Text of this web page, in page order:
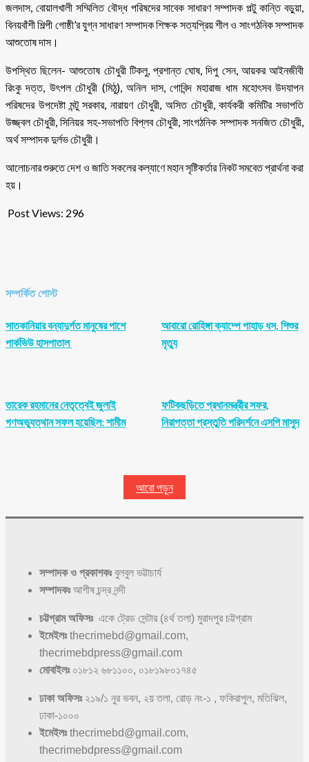
জলদাস, বোয়ালখালী সম্মিলিত বৌদ্ধ পরিষদের সাবেক সাধারণ সম্পাদক পল্টু কান্তি বড়ুয়া,
বিনয়বাঁশী শিল্পী গোষ্ঠী’র যুগ্ন সাধারণ সম্পাদক শিক্ষক সত্যপ্রিয় শীল ও সাংগঠনিক সম্পাদক
আশুতোষ দাস।
উপস্থিত ছিলেন- আশুতোষ চৌধুরী টিকলু, প্রশান্ত ঘোষ, দিপু সেন, আয়কর আইনজীবী
রিংকু দত্ত, উৎপল চৌধুরী (মিঠু), অনিল দাস, গোবিন্দ মহারাজ ধাম মহোৎসব উদযাপন
পরিষদের উপদেষ্টা মন্টু সরকার, নারায়ণ চৌধুরী, অসিত চৌধুরী, কার্যকরী কমিটির সভাপতি
উজ্জ্বল চৌধুরী, সিনিয়র সহ-সভাপতি বিপ্লব চৌধুরী, সাংগঠনিক সম্পাদক সনজিত চৌধুরী,
অর্থ সম্পাদক দুর্লভ চৌধুরী।
আলোচনার শুরুতে দেশ ও জাতি সকলের কল্যাণে মহান সৃষ্টিকর্তার নিকট সমবেত প্রার্থনা করা
হয়।
Post Views: 296
সম্পর্কিত পোস্ট
সাতকানিয়ার বন্যাদুর্গত মানুষের পাশে
পার্কভিউ হাসপাতাল
আবারো রোহিঙ্গা ক্যাম্পে পাহাড় ধস, শিশুর
মৃত্যু
তারেক রহমানের নেতৃত্বেই জুলাই
গণঅভ্যুত্থান সফল হয়েছিল: শামীম
ফটিকছড়িতে প্রধানমন্ত্রীর সফর,
নিরাপত্তা প্রস্তুতি পরিদর্শনে এসপি মাসুদ
আরো পড়ুন
সম্পাদক ও প্রকাশকঃবুলবুল ভট্টাচার্য
সম্পাদকঃআশীষ চন্দ্র নন্দী
চট্টগ্রাম অফিসঃএকে ট্রেড সেন্টার (৪র্থ তলা) মুরাদপুর চট্টগ্রাম
ইমেইলঃthecrimebd@gmail.com,
thecrimebdpress@gmail.com
মোবাইলঃ০১৮১২ ৬৮১১০০, ০১৮১৯৮০১৭৪৫
ঢাকা অফিসঃ২১৯/১ নুর ভবন, ২য় তলা, রোড় নং-১ , ফকিরাপুল, মতিঝিল,
ঢাকা-১০০০
ইমেইলঃthecrimebd@gmail.com,
thecrimebdpress@gmail.com